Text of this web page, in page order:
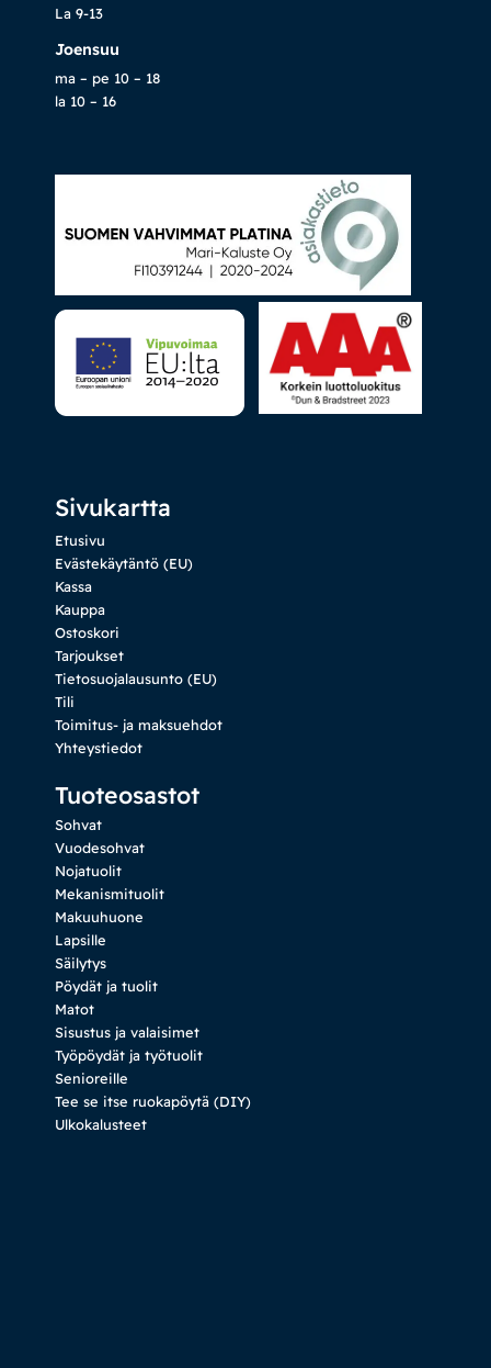
La 9-13
Joensuu
ma – pe 10 – 18
la 10 – 16
Sivukartta
Etusivu
Evästekäytäntö (EU)
Kassa
Kauppa
Ostoskori
Tarjoukset
Tietosuojalausunto (EU)
Tili
Toimitus- ja maksuehdot
Yhteystiedot
Tuoteosastot
Sohvat
Vuodesohvat
Nojatuolit
Mekanismituolit
Makuuhuone
Lapsille
Säilytys
Pöydät ja tuolit
Matot
Sisustus ja valaisimet
Työpöydät ja työtuolit
Senioreille
Tee se itse ruokapöytä (DIY)
Ulkokalusteet